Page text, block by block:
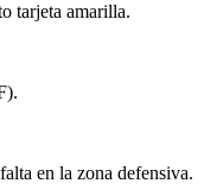
tarjeta amarilla.
en la zona defensiva.